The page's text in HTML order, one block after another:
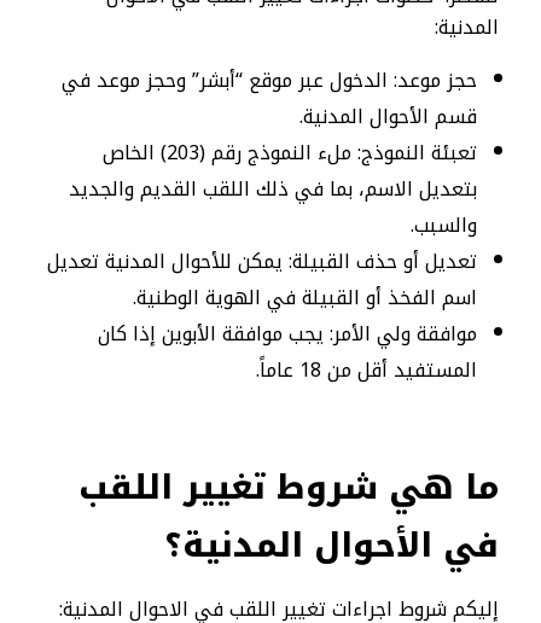
المدنية:
حجز موعد: الدخول عبر موقع “أبشر” وحجز موعد في
قسم الأحوال المدنية.
تعبئة النموذج: ملء النموذج رقم (203) الخاص
بتعديل الاسم، بما في ذلك اللقب القديم والجديد
والسبب.
تعديل أو حذف القبيلة: يمكن للأحوال المدنية تعديل
اسم الفخذ أو القبيلة في الهوية الوطنية.
موافقة ولي الأمر: يجب موافقة الأبوين إذا كان
المستفيد أقل من 18 عاماً.
ما هي شروط تغيير اللقب
في الأحوال المدنية؟
إليكم شروط اجراءات تغيير اللقب في الاحوال المدنية: